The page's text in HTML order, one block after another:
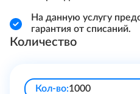
На данную услугу
гарантия от списаний.
Количество
Кол-во: